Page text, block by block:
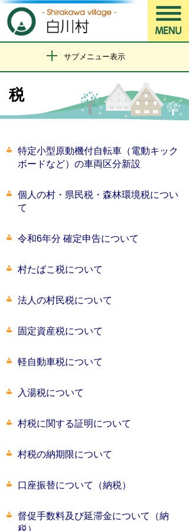
サブメニュー表示
税
特定小型原動機付自転車（電動キック
ボードなど）の車両区分新設
個人の村・県民税・森林環境税につい
て
令和6年分 確定申告について
村たばこ税について
法人の村民税について
固定資産税について
軽自動車税について
入湯税について
村税に関する証明について
村税の納期限について
口座振替について（納税）
督促手数料及び延滞金について（納
税）